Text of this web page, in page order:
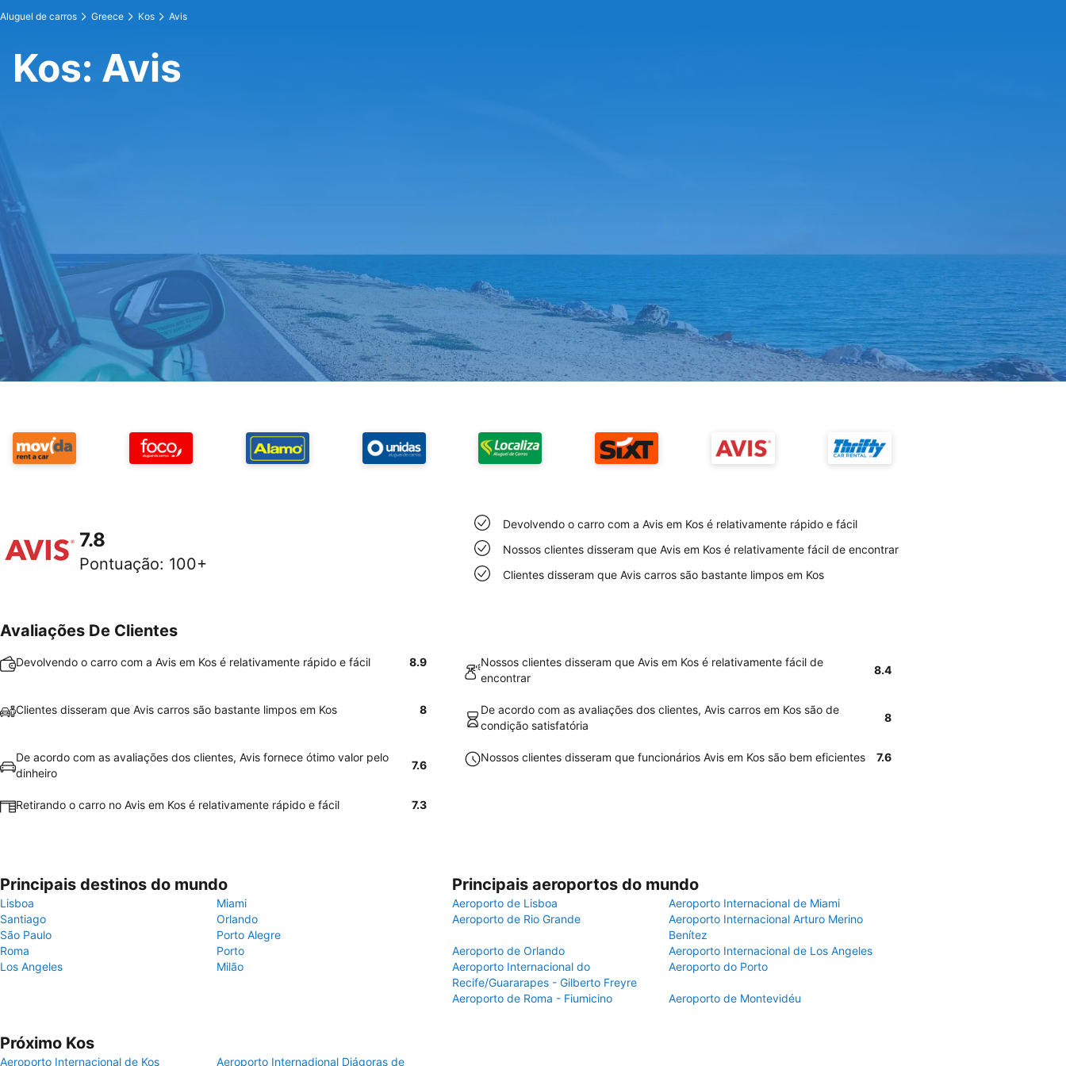
Aluguel de carros Greece Kos Avis
Kos: Avis
7.8
Pontuação: 100+
Devolvendo o carro com a Avis em Kos é relativamente rápido e fácil
Nossos clientes disseram que Avis em Kos é relativamente fácil de encontrar
Clientes disseram que Avis carros são bastante limpos em Kos
Avaliações De Clientes
Devolvendo o carro com a Avis em Kos é relativamente rápido e fácil 8.9
Nossos clientes disseram que Avis em Kos é relativamente fácil de
encontrar
8.4
Clientes disseram que Avis carros são bastante limpos em Kos 8
De acordo com as avaliações dos clientes, Avis carros em Kos são de
condição satisfatória
8
De acordo com as avaliações dos clientes, Avis fornece ótimo valor pelo
dinheiro
7.6
Nossos clientes disseram que funcionários Avis em Kos são bem eficientes 7.6
Retirando o carro no Avis em Kos é relativamente rápido e fácil 7.3
Principais destinos do mundo
Lisboa
Miami
Santiago
Orlando
São Paulo
Porto Alegre
Roma
Porto
Los Angeles
Milão
Principais aeroportos do mundo
Aeroporto de Lisboa
Aeroporto Internacional de Miami
Aeroporto de Rio Grande
Aeroporto Internacional Arturo Merino
Benítez
Aeroporto de Orlando
Aeroporto Internacional de Los Angeles
Aeroporto Internacional do
Recife/Guararapes - Gilberto Freyre
Aeroporto do Porto
Aeroporto de Roma - Fiumicino Aeroporto de Montevidéu
Próximo Kos
Aeroporto Internacional de Kos Aeroporto Internadional Diágoras de